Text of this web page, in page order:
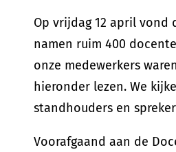
Op vrijdag 12 april
namen ruim 400
onze medewerkers
hieronder lezen. We
standhouders en
Voorafgaand aan de